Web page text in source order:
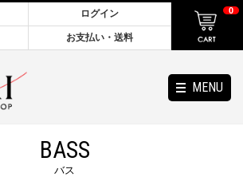
MENU
ログイン
お支払い・送料
0
BASS
バス